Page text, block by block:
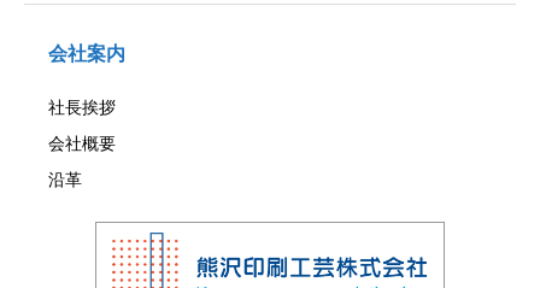
会社案内
社長挨拶
会社概要
沿革